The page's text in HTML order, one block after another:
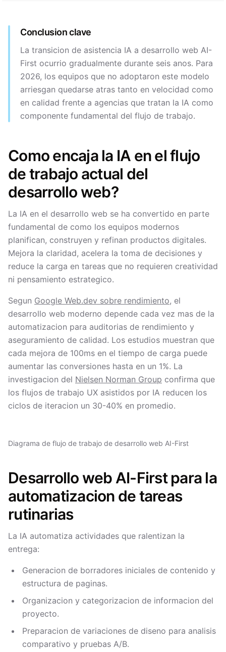
Conclusion clave
La transicion de asistencia IA a desarrollo web AI-
First ocurrio gradualmente durante seis anos. Para
2026, los equipos que no adoptaron este modelo
arriesgan quedarse atras tanto en velocidad como
en calidad frente a agencias que tratan la IA como
componente fundamental del flujo de trabajo.
Como encaja la IA en el flujo
de trabajo actual del
desarrollo web?
La IA en el desarrollo web se ha convertido en parte
fundamental de como los equipos modernos
planifican, construyen y refinan productos digitales.
Mejora la claridad, acelera la toma de decisiones y
reduce la carga en tareas que no requieren creatividad
ni pensamiento estrategico.
Segun Google Web.dev sobre rendimiento, el
desarrollo web moderno depende cada vez mas de la
automatizacion para auditorias de rendimiento y
aseguramiento de calidad. Los estudios muestran que
cada mejora de 100ms en el tiempo de carga puede
aumentar las conversiones hasta en un 1%. La
investigacion del Nielsen Norman Group confirma que
los flujos de trabajo UX asistidos por IA reducen los
ciclos de iteracion un 30-40% en promedio.
Diagrama de flujo de trabajo de desarrollo web AI-First
Desarrollo web AI-First para la
automatizacion de tareas
rutinarias
La IA automatiza actividades que ralentizan la
entrega:
Generacion de borradores iniciales de contenido y
estructura de paginas.
Organizacion y categorizacion de informacion del
proyecto.
Preparacion de variaciones de diseno para analisis
comparativo y pruebas A/B.